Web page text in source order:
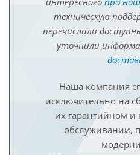
техническую
перечислили
уточнили
Наша компания
исключительно на
их гарантийном и
обслуживании,